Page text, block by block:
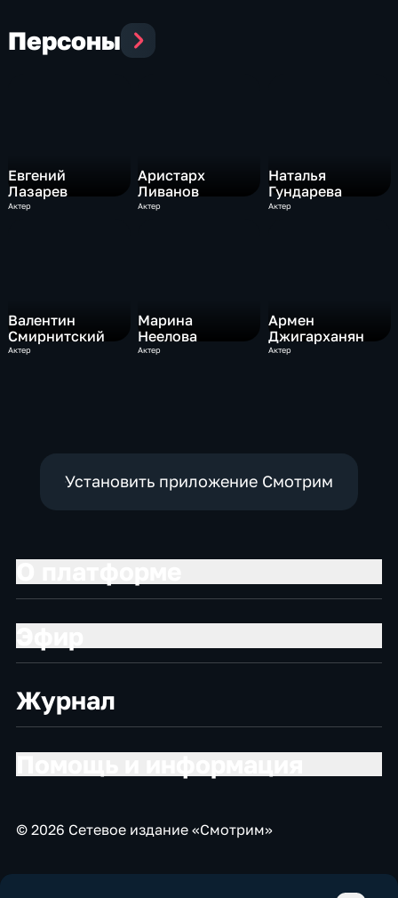
Персоны
Евгений
Лазарев
Актер
Аристарх
Ливанов
Актер
Наталья
Гундарева
Актер
Валентин
Смирнитский
Актер
Марина
Неелова
Актер
Армен
Джигарханян
Актер
Установить приложение Смотрим
Журнал
© 2026 Сетевое издание «Смотрим»